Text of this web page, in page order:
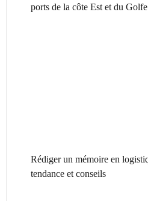
ports de la côte Est et du
Rédiger un mémoire en
tendance et conseils